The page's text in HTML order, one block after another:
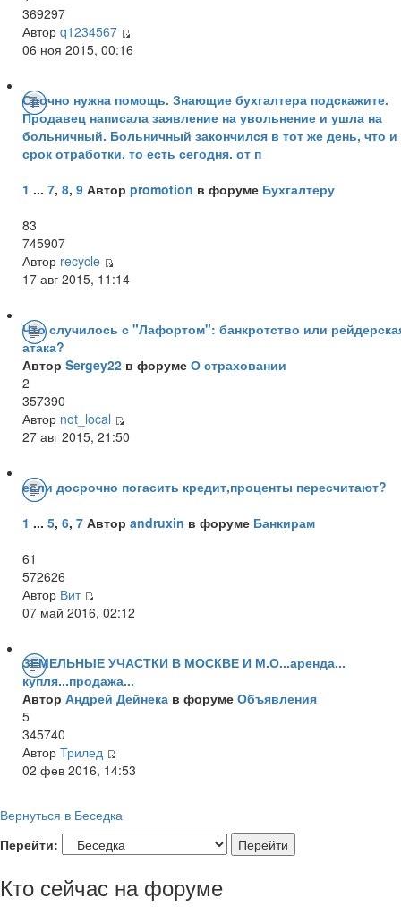
369297
Автор q1234567
06 ноя 2015, 00:16
Срочно нужна помощь. Знающие бухгалтера подскажите.
Продавец написала заявление на увольнение и ушла на
больничный. Больничный закончился в тот же день, что и
срок отработки, то есть сегодня. от п
1 ... 7, 8, 9 Автор promotion в форуме Бухгалтеру
83
745907
Автор recycle
17 авг 2015, 11:14
Что случилось с "Лафортом": банкротство или
атака?
Автор Sergey22 в форуме О страховании
2
357390
Автор not_local
27 авг 2015, 21:50
если досрочно погасить кредит,проценты пересчитают?
1 ... 5, 6, 7 Автор andruxin в форуме Банкирам
61
572626
Автор Вит
07 май 2016, 02:12
ЗЕМЕЛЬНЫЕ УЧАСТКИ В МОСКВЕ И М.О...аренда...
купля...продажа...
Автор Андрей Дейнека в форуме Объявления
5
345740
Автор Трилед
02 фев 2016, 14:53
Вернуться в Беседка
Перейти:
Кто сейчас на форуме